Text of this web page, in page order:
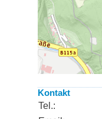
Kontakt
Tel.: